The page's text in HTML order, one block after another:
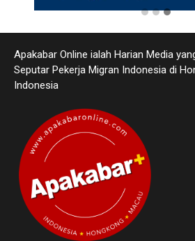
Apakabar Online ialah Harian Media
Seputar Pekerja Migran Indonesia di
Indonesia